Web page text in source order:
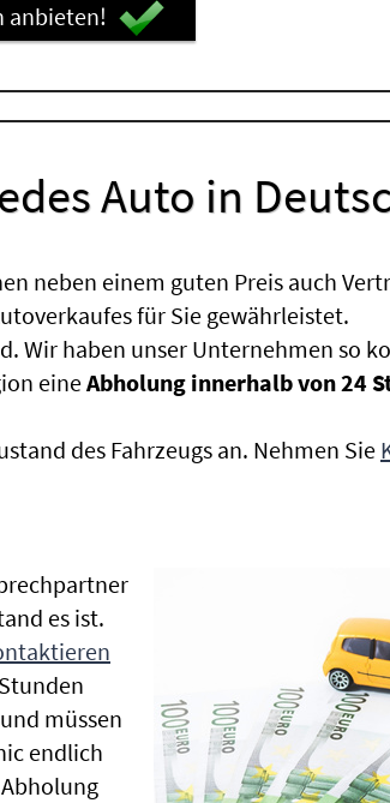
anbieten!
Auto in
neben einem guten Preis auch
für Sie gewährleistet.
Wir haben unser Unternehmen so
eineAbholung innerhalb von 24
des Fahrzeugs an. Nehmen Sie
es ist.
müssen
endlich